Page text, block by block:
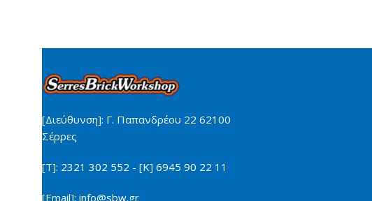
[Διεύθυνση]: Γ. Παπανδρέου 22 62100
Σέρρες
[Τ]: 2321 302 552 - [Κ] 6945 90 22 11
[Email]: info@sbw.gr